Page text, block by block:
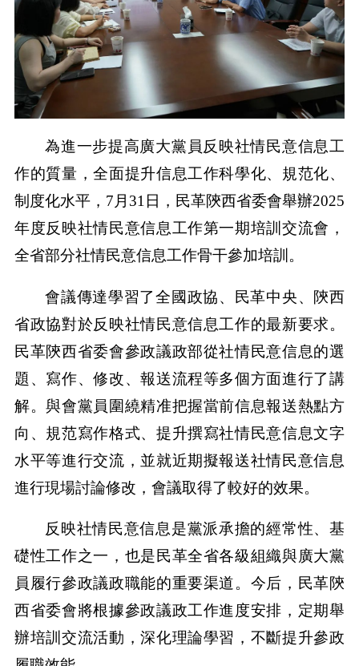
為進一步提高廣大黨員反映社情民意信息工
作的質量，全面提升信息工作科學化、規范化、
制度化水平，7月31日，民革陝西省委會舉辦2025
年度反映社情民意信息工作第一期培訓交流會，
全省部分社情民意信息工作骨干參加培訓。
會議傳達學習了全國政協、民革中央、陝西
省政協對於反映社情民意信息工作的最新要求。
民革陝西省委會參政議政部從社情民意信息的選
題、寫作、修改、報送流程等多個方面進行了講
解。與會黨員圍繞精准把握當前信息報送熱點方
向、規范寫作格式、提升撰寫社情民意信息文字
水平等進行交流，並就近期擬報送社情民意信息
進行現場討論修改，會議取得了較好的效果。
反映社情民意信息是黨派承擔的經常性、基
礎性工作之一，也是民革全省各級組織與廣大黨
員履行參政議政職能的重要渠道。今后，民革陝
西省委會將根據參政議政工作進度安排，定期舉
辦培訓交流活動，深化理論學習，不斷提升參政